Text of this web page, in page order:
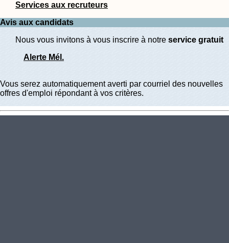
Services aux recruteurs
Avis aux candidats
Nous vous invitons à vous inscrire à notre service gratuit
Alerte Mél.
Vous serez automatiquement averti par courriel des nouvelles
offres d'emploi répondant à vos critères.